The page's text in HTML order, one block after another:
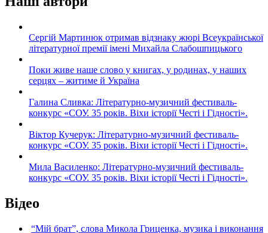
Сергій Мартинюк отримав відзнаку жюрі Всеукраїнської
літературної премії імені Михайла Слабошпицького
Поки живе наше слово у книгах, у родинах, у наших
серцях – житиме й Україна
Галина Сливка: Літературно-музичний фестиваль-
конкурс «СОУ. 35 років. Віхи історії Честі і Гідності».
Віктор Кучерук: Літературно-музичний фестиваль-
конкурс «СОУ. 35 років. Віхи історії Честі і Гідності».
Мила Василенко: Літературно-музичний фестиваль-
конкурс «СОУ. 35 років. Віхи історії Честі і Гідності».
Відео
“Мій брат”, слова Микола Гриценка, музика і виконання